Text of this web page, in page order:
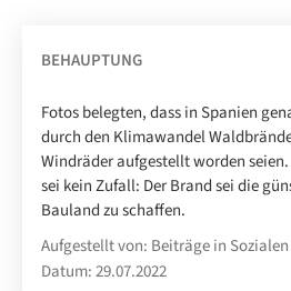
BEHAUPTUNG
Fotos belegten, dass in Spanien
durch den Klimawandel
Windräder aufgestellt worden
sei kein Zufall: Der Brand sei die
Bauland zu schaffen.
Aufgestellt von: Beiträge in
Datum: 29.07.2022